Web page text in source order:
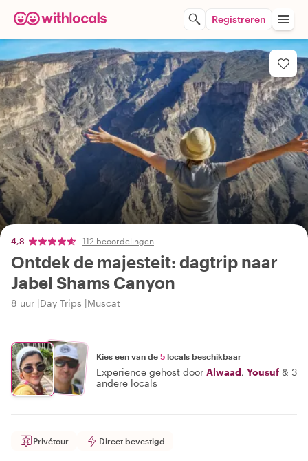
Registreren
4,8 112 beoordelingen
Ontdek de majesteit: dagtrip naar
Jabel Shams Canyon
8 uur Day Trips Muscat
Kies een van de 5 locals beschikbaar
Experience gehost door Alwaad, Yousuf & 3
andere locals
Privétour Direct bevestigd